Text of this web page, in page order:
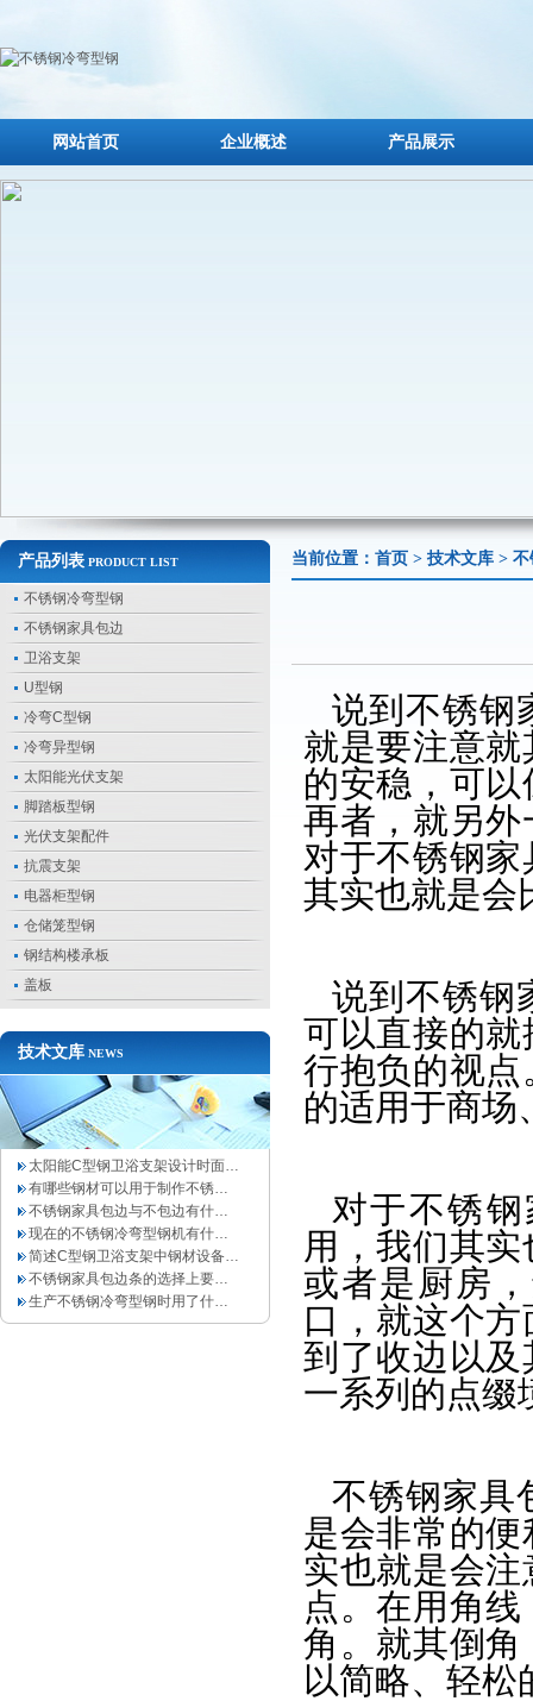
网站首页 企业概述 产品展示
产品列表 PRODUCT LIST
不锈钢冷弯型钢
不锈钢家具包边
卫浴支架
U型钢
冷弯C型钢
冷弯异型钢
太阳能光伏支架
脚踏板型钢
光伏支架配件
抗震支架
电器柜型钢
仓储笼型钢
钢结构楼承板
盖板
技术文库 NEWS
太阳能C型钢卫浴支架设计时面…
有哪些钢材可以用于制作不锈…
不锈钢家具包边与不包边有什…
现在的不锈钢冷弯型钢机有什…
简述C型钢卫浴支架中钢材设备…
不锈钢家具包边条的选择上要…
生产不锈钢冷弯型钢时用了什…
当前位置： 首页 > 技术文库 >
说到不锈钢
就是要注意
的安稳，可
再者，就另
对于不锈钢
其实也就是会
说到不锈钢
可以直接的
行抱负的视
的适用于商场
对于不锈
用，我们其
或者是厨房
口，就这个
到了收边以
一系列的点缀
不锈钢家具
是会非常的
实也就是会
点。在用角
角。就其倒
以简略、轻